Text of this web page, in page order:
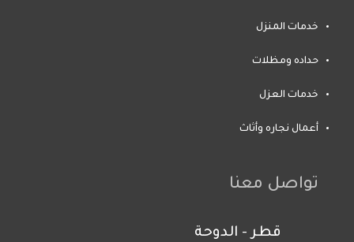
خدمات المنزل
حداده ومظلات
خدمات العزل
أعمال نجاره وأثاث
تواصل معنا
قطر - الدوحة